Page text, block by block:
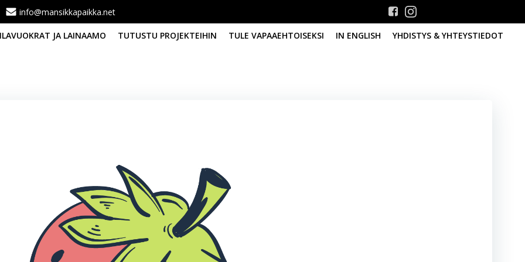
info@mansikkapaikka.net
JA LAINAAMO TUTUSTU PROJEKTEIHIN TULE VAPAAEHTOISEKSI IN ENGLISH YHDISTYS & YHTEYSTIEDOT